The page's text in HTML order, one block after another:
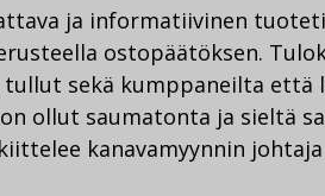
ja informatiivinen
ostopäätöksen.
sekä kumppaneilta että
on ollut saumatonta ja sieltä
kanavamyynnin johtaja